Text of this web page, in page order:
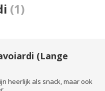
(1)
(Lange
heerlijk als snack, maar ook